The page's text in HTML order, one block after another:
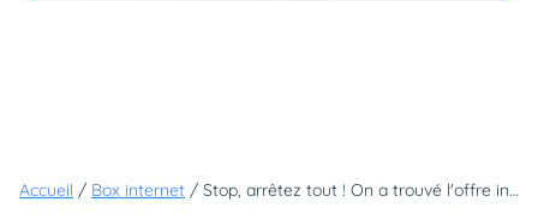
Accueil / Box internet / Stop, arrêtez tout ! On a trouvé l'offre internet la plus intéressante pour avoir le meilleur débit et le meilleur Wi-Fi